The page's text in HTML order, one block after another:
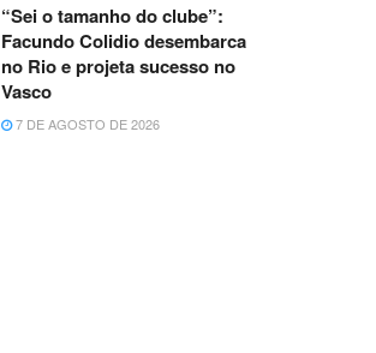
“Sei o tamanho do clube”:
Facundo Colidio desembarca
no Rio e projeta sucesso no
Vasco
7 DE AGOSTO DE 2026